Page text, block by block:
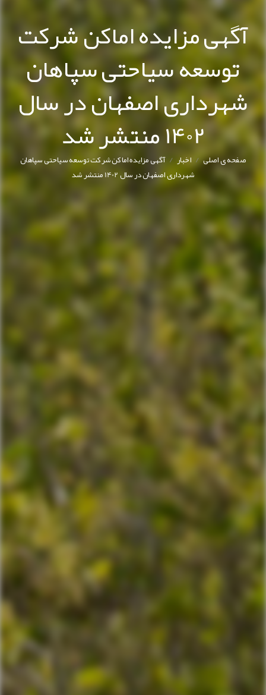
آگهی مزایده اماکن شرکت
توسعه سیاحتی سپاهان
شهرداری اصفهان در سال
1402 منتشر شد
صفحه ی اصلی/اخبار/ آگهی مزایده اماکن شرکت توسعه سیاحتی سپاهان
شهرداری اصفهان در سال 1402 منتشر شد